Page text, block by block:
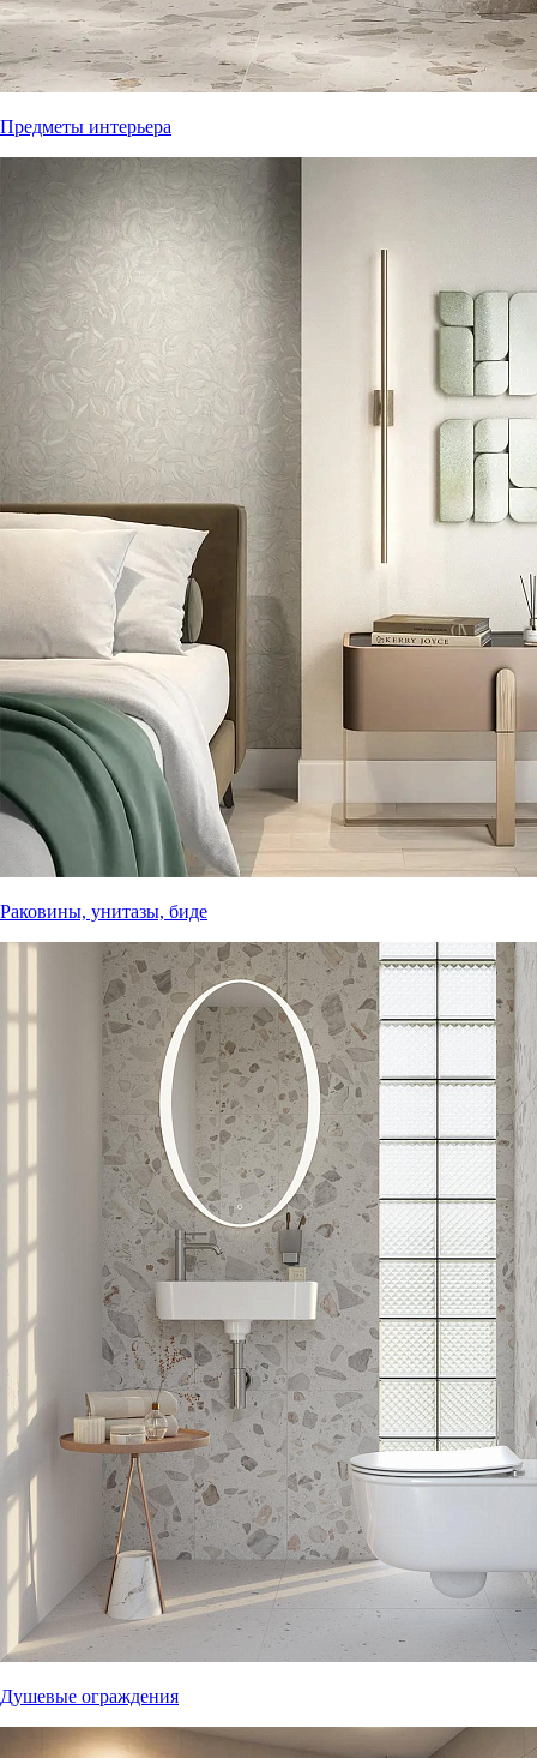
Предметы интерьера
Раковины, унитазы, биде
Душевые ограждения